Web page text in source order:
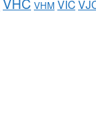
VHM VIC